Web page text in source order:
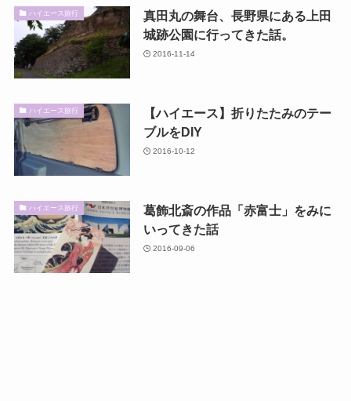
ハイエース旅行
真田丸の舞台、長野県にある上田
城跡公園に行ってきた話。
2016-11-14
ハイエース旅行
【ハイエース】折りたたみのテー
ブルをDIY
2016-10-12
ハイエース旅行
葛飾北斎の作品「赤富士」をみに
いってきた話
2016-09-06